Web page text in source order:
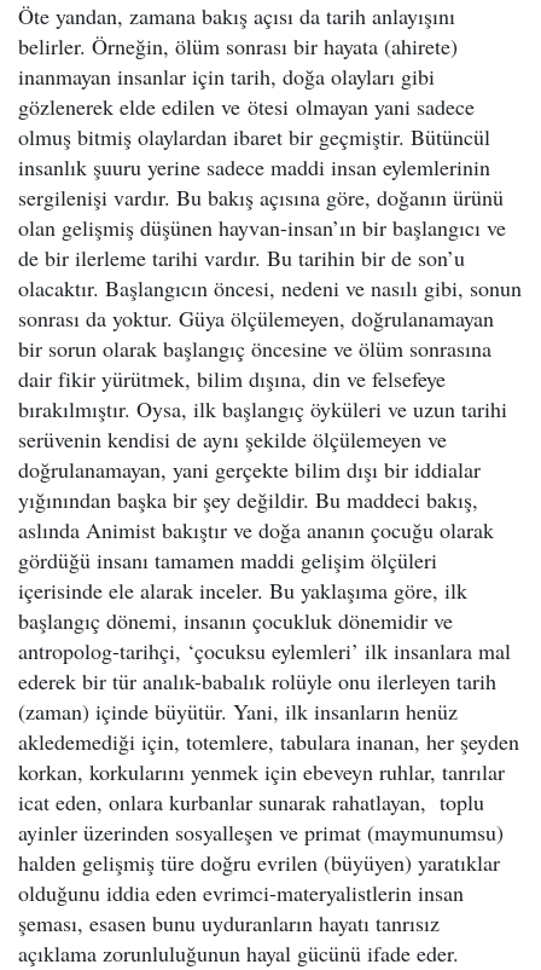
Öte yandan, zamana bakış açısı da tarih anlayışını
belirler. Örneğin, ölüm sonrası bir hayata (ahirete)
inanmayan insanlar için tarih, doğa olayları gibi
gözlenerek elde edilen ve ötesi olmayan yani sadece
olmuş bitmiş olaylardan ibaret bir geçmiştir. Bütüncül
insanlık şuuru yerine sadece maddi insan eylemlerinin
sergilenişi vardır. Bu bakış açısına göre, doğanın ürünü
olan gelişmiş düşünen hayvan-insan’ın bir başlangıcı ve
de bir ilerleme tarihi vardır. Bu tarihin bir de son’u
olacaktır. Başlangıcın öncesi, nedeni ve nasılı gibi, sonun
sonrası da yoktur. Güya ölçülemeyen, doğrulanamayan
bir sorun olarak başlangıç öncesine ve ölüm sonrasına
dair fikir yürütmek, bilim dışına, din ve felsefeye
bırakılmıştır. Oysa, ilk başlangıç öyküleri ve uzun tarihi
serüvenin kendisi de aynı şekilde ölçülemeyen ve
doğrulanamayan, yani gerçekte bilim dışı bir iddialar
yığınından başka bir şey değildir. Bu maddeci bakış,
aslında Animist bakıştır ve doğa ananın çocuğu olarak
gördüğü insanı tamamen maddi gelişim ölçüleri
içerisinde ele alarak inceler. Bu yaklaşıma göre, ilk
başlangıç dönemi, insanın çocukluk dönemidir ve
antropolog-tarihçi, ‘çocuksu eylemleri’ ilk insanlara mal
ederek bir tür analık-babalık rolüyle onu ilerleyen tarih
(zaman) içinde büyütür. Yani, ilk insanların henüz
akledemediği için, totemlere, tabulara inanan, her şeyden
korkan, korkularını yenmek için ebeveyn ruhlar, tanrılar
icat eden, onlara kurbanlar sunarak rahatlayan, toplu
ayinler üzerinden sosyalleşen ve primat (maymunumsu)
halden gelişmiş türe doğru evrilen (büyüyen) yaratıklar
olduğunu iddia eden evrimci-materyalistlerin insan
şeması, esasen bunu uyduranların hayatı tanrısız
açıklama zorunluluğunun hayal gücünü ifade eder.